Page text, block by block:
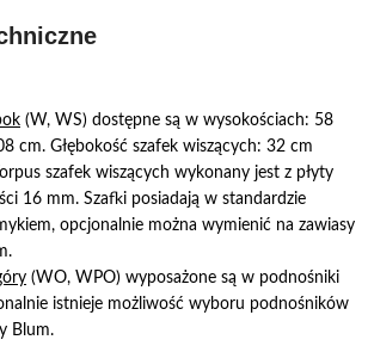
(W, WS) dostępne są w wysokościach: 58
cm. Głębokość szafek wiszących: 32 cm
szafek wiszących wykonany jest z płyty
16 mm. Szafki posiadają w standardzie
opcjonalnie można wymienić na zawiasy
(WO, WPO) wyposażone są w podnośniki
istnieje możliwość wyboru podnośników
Blum.